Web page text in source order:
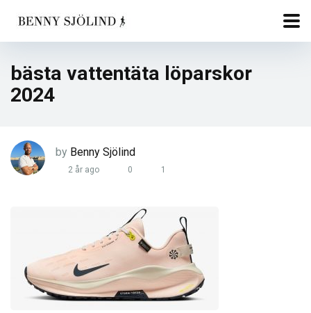
bästa vattentäta löparskor
2024
by Benny Sjölind
2 år ago 0 1